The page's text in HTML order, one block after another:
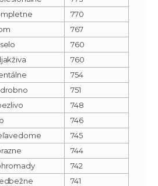
770
767
760
760
754
751
748
746
745
744
742
741